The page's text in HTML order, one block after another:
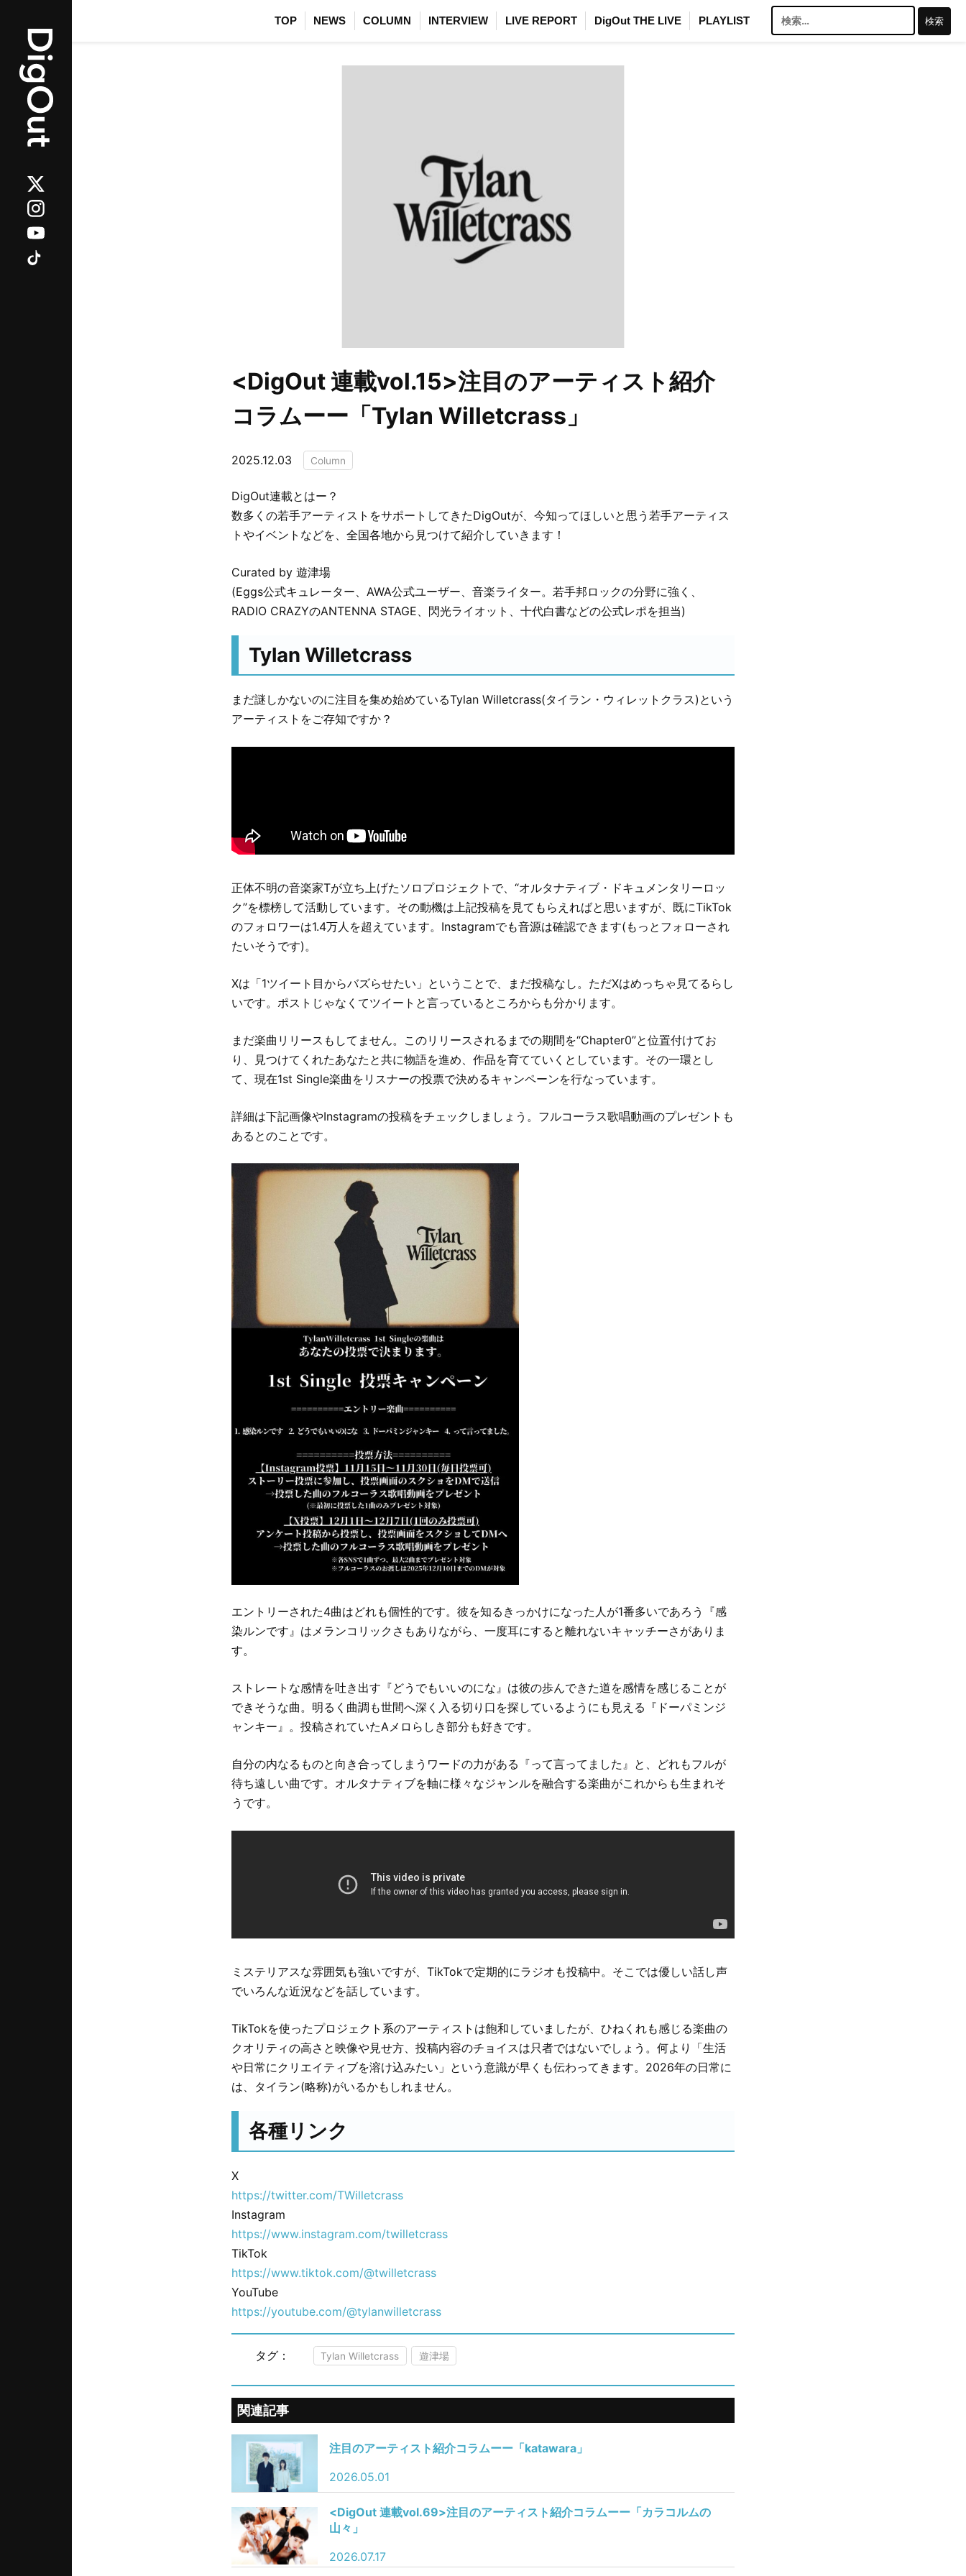
TOP NEWS COLUMN INTERVIEW LIVE REPORT DigOut THE LIVE PLAYLIST
索:
<DigOut 連載vol.15>注目のアーティスト紹介
コラムーー「Tylan Willetcrass」
2025.12.03 Column
DigOut連載とはー？
数多くの若手アーティストをサポートしてきたDigOutが、今知ってほしいと思う若手アーティス
トやイベントなどを、全国各地から見つけて紹介していきます！
Curated by 遊津場
(Eggs公式キュレーター、AWA公式ユーザー、音楽ライター。若手邦ロックの分野に強く、
RADIO CRAZYのANTENNA STAGE、閃光ライオット、十代白書などの公式レポを担当)
Tylan Willetcrass
まだ謎しかないのに注目を集め始めているTylan Willetcrass(タイラン・ウィレットクラス)という
アーティストをご存知ですか？
正体不明の音楽家Tが立ち上げたソロプロジェクトで、“オルタナティブ・ドキュメンタリーロッ
ク”を標榜して活動しています。その動機は上記投稿を見てもらえればと思いますが、既にTikTok
のフォロワーは1.4万人を超えています。Instagramでも音源は確認できます(もっとフォローされ
たいそうです)。
Xは「1ツイート目からバズらせたい」ということで、まだ投稿なし。ただXはめっちゃ見てるらし
いです。ポストじゃなくてツイートと言っているところからも分かります。
まだ楽曲リリースもしてません。このリリースされるまでの期間を“Chapter0”と位置付けてお
り、見つけてくれたあなたと共に物語を進め、作品を育てていくとしています。その一環とし
て、現在1st Single楽曲をリスナーの投票で決めるキャンペーンを行なっています。
詳細は下記画像やInstagramの投稿をチェックしましょう。フルコーラス歌唱動画のプレゼントも
あるとのことです。
エントリーされた4曲はどれも個性的です。彼を知るきっかけになった人が1番多いであろう『感
染ルンです』はメランコリックさもありながら、一度耳にすると離れないキャッチーさがありま
す。
ストレートな感情を吐き出す『どうでもいいのにな』は彼の歩んできた道を感情を感じることが
できそうな曲。明るく曲調も世間へ深く入る切り口を探しているようにも見える『ドーパミンジ
ャンキー』。投稿されていたAメロらしき部分も好きです。
自分の内なるものと向き合ってしまうワードの力がある『って言ってました』と、どれもフルが
待ち遠しい曲です。オルタナティブを軸に様々なジャンルを融合する楽曲がこれからも生まれそ
うです。
ミステリアスな雰囲気も強いですが、TikTokで定期的にラジオも投稿中。そこでは優しい話し声
でいろんな近況などを話しています。
TikTokを使ったプロジェクト系のアーティストは飽和していましたが、ひねくれも感じる楽曲の
クオリティの高さと映像や見せ方、投稿内容のチョイスは只者ではないでしょう。何より「生活
や日常にクリエイティブを溶け込みたい」という意識が早くも伝わってきます。2026年の日常に
は、タイラン(略称)がいるかもしれません。
各種リンク
X
https://twitter.com/TWilletcrass
Instagram
https://www.instagram.com/twilletcrass
TikTok
https://www.tiktok.com/@twilletcrass
YouTube
https://youtube.com/@tylanwilletcrass
タグ： Tylan Willetcrass 遊津場
関連記事
注目のアーティスト紹介コラムーー「katawara」
2026.05.01
​<DigOut 連載vol.69>注目のアーティスト紹介コラムーー「カラコルムの
山々」
2026.07.17